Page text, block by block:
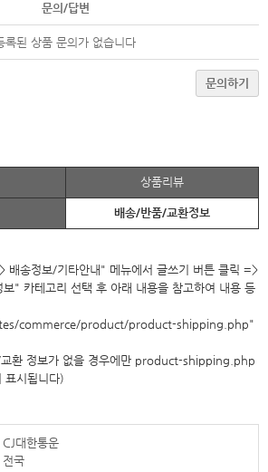
문의/답변
록된 상품 문의가 없습니다
문의하기
상품리뷰
배송/반품/교환정보
배송정보/기타안내" 메뉴에서 글쓰기 버튼 클릭 =>
" 카테고리 선택 후 아래 내용을 참고하여 내용 등
commerce/product/product-shipping.php"
환 정보가 없을 경우에만 product-shipping.php
표시됩니다)
대한통운
전국